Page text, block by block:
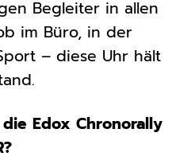
Begleiter in allen
im Büro, in der
– diese Uhr hält
Edox Chronorally